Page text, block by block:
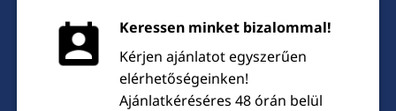
Keressen minket bizalommal!
Kérjen ajánlatot egyszerűen
elérhetőségeinken!
Ajánlatkéréséres 48 órán belül